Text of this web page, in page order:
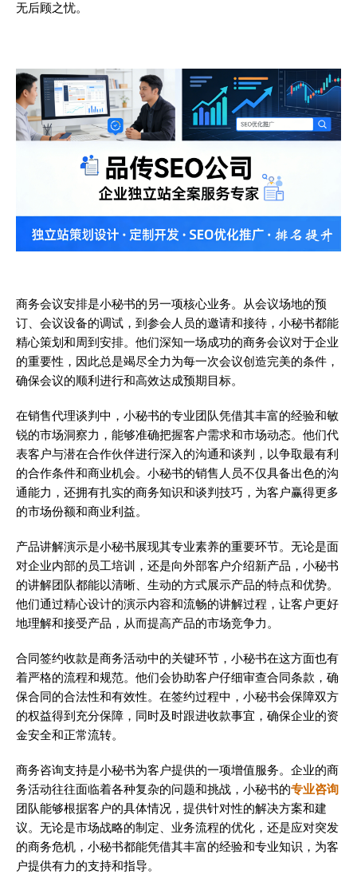
无后顾之忧。
商务会议安排是小秘书的另一项核心业务。从会议场地的预
订、会议设备的调试，到参会人员的邀请和接待，小秘书都能
精心策划和周到安排。他们深知一场成功的商务会议对于企业
的重要性，因此总是竭尽全力为每一次会议创造完美的条件，
确保会议的顺利进行和高效达成预期目标。
在销售代理谈判中，小秘书的专业团队凭借其丰富的经验和敏
锐的市场洞察力，能够准确把握客户需求和市场动态。他们代
表客户与潜在合作伙伴进行深入的沟通和谈判，以争取最有利
的合作条件和商业机会。小秘书的销售人员不仅具备出色的沟
通能力，还拥有扎实的商务知识和谈判技巧，为客户赢得更多
的市场份额和商业利益。
产品讲解演示是小秘书展现其专业素养的重要环节。无论是面
对企业内部的员工培训，还是向外部客户介绍新产品，小秘书
的讲解团队都能以清晰、生动的方式展示产品的特点和优势。
他们通过精心设计的演示内容和流畅的讲解过程，让客户更好
地理解和接受产品，从而提高产品的市场竞争力。
合同签约收款是商务活动中的关键环节，小秘书在这方面也有
着严格的流程和规范。他们会协助客户仔细审查合同条款，确
保合同的合法性和有效性。在签约过程中，小秘书会保障双方
的权益得到充分保障，同时及时跟进收款事宜，确保企业的资
金安全和正常流转。
商务咨询支持是小秘书为客户提供的一项增值服务。企业的商
务活动往往面临着各种复杂的问题和挑战，小秘书的专业咨询
团队能够根据客户的具体情况，提供针对性的解决方案和建
议。无论是市场战略的制定、业务流程的优化，还是应对突发
的商务危机，小秘书都能凭借其丰富的经验和专业知识，为客
户提供有力的支持和指导。